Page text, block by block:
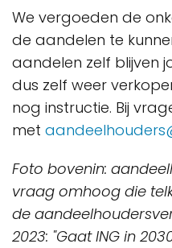
We vergoeden de
de aandelen te
aandelen zelf blijven
dus zelf weer
nog instructie. Bij
met
Foto bovenin:
vraag omhoog die
de
2023: "Gaat ING in